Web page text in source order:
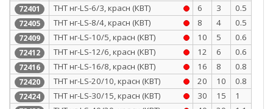
72401 ТНТ нг-LS-6/3, красн (КВТ) 6 3 0.5
72405 ТНТ нг-LS-8/4, красн (КВТ) 8 4 0.5
72409 ТНТ нг-LS-10/5, красн (КВТ) 10 5 0.6
72412 ТНТ нг-LS-12/6, красн (КВТ) 12 6 0.6
72416 ТНТ нг-LS-16/8, красн (КВТ) 16 8 0.8
72420 ТНТ нг-LS-20/10, красн (КВТ) 20 10 0.8
72424 ТНТ нг-LS-30/15, красн (КВТ) 30 15 1